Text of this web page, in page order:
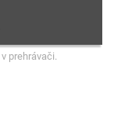
v prehrávači.